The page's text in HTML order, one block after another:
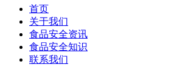
首页
关于我们
食品安全资讯
食品安全知识
联系我们